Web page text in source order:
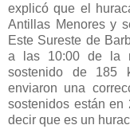
explicó que el
Antillas Menores y
Este Sureste de
a las 10:00 de la
sostenido de 185
enviaron una
sostenidos están en
decir que es un